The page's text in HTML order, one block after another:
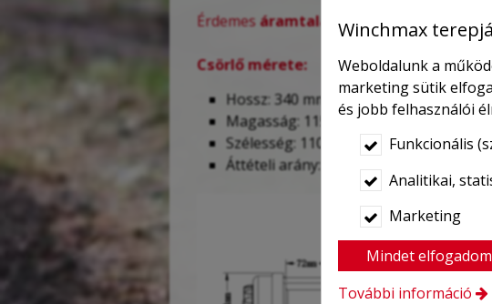
Érdemesáramtalanító kapcsolótis
Csörlő mérete:
Hossz: 340 mm
Magasság: 115 mm
Szélesség: 110 mm
Áttételi arány: 136:1
Winchmax
Weboldalunk a
marketing sütik
és jobb felhasználói
Funkcionális
Analitikai,
Marketing
Mindet elfogadom
További információ